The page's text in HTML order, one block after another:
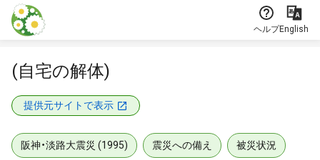
本文に飛ぶ
ヘルプEnglish
(自宅の解体)
提供元サイトで表示
阪神・淡路大震災 (1995) 震災への備え 被災状況